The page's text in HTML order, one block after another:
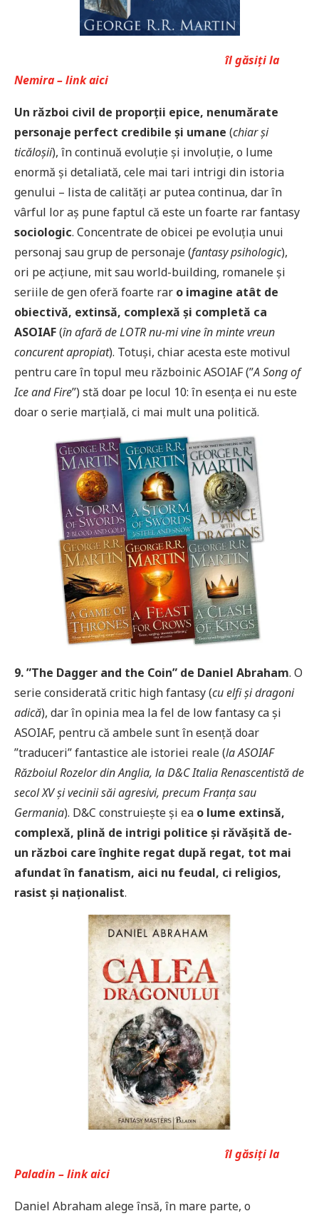
îl găsiți la
Nemira – link aici
Un război civil de proporții epice, nenumărate
personaje perfect credibile și umane (chiar și
ticăloșii), în continuă evoluție și involuție, o lume
enormă și detaliată, cele mai tari intrigi din istoria
genului – lista de calități ar putea continua, dar în
vârful lor aș pune faptul că este un foarte rar fantasy
sociologic. Concentrate de obicei pe evoluția unui
personaj sau grup de personaje (fantasy psihologic),
ori pe acțiune, mit sau world-building, romanele și
seriile de gen oferă foarte rar o imagine atât de
obiectivă, extinsă, complexă și completă ca
ASOIAF(în afară de LOTR nu-mi vine în minte vreun
concurent apropiat). Totuși, chiar acesta este motivul
pentru care în topul meu războinic ASOIAF (”A Song of
Ice and Fire”) stă doar pe locul 10: în esența ei nu este
doar o serie marțială, ci mai mult una politică.
9. ”The Dagger and the Coin” de Daniel Abraham. O
serie considerată critic high fantasy (cu elfi și dragoni
adică), dar în opinia mea la fel de low fantasy ca și
ASOIAF, pentru că ambele sunt în esență doar
”traduceri” fantastice ale istoriei reale (laASOIAF
Războiul Rozelor din Anglia, la D&C Italia Renascentistă de
secol XV și vecinii săi agresivi, precum Franța sau
Germania). D&C construiește și ea o lume extinsă,
complexă, plină de intrigi politice și răvășită de-
un război care înghite regat după regat, tot mai
afundat în fanatism, aici nu feudal, ci religios,
rasist și naționalist.
îl găsiți la
Paladin – link aici
Daniel Abraham alege însă, în mare parte, o